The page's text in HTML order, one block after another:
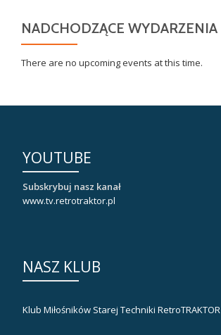
NADCHODZĄCE WYDARZENIA
There are no upcoming events at this time.
YOUTUBE
Subskrybuj nasz kanał
www.tv.retrotraktor.pl
NASZ KLUB
Klub Miłośników Starej Techniki RetroTRAKTOR